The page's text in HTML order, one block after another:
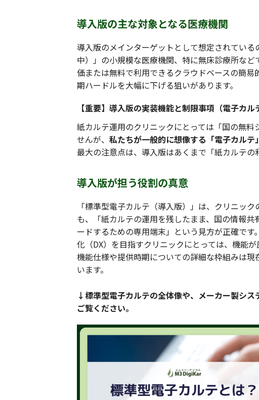
導入版の主な対象となる医療機関
導入版のメインターゲットとして想定されてい
中）」の小規模な医療機関、特に無床診療所な
価または無料で利用できるクラウドベースの簡
期ハードルを大幅に下げる狙いがあります。
【重要】導入版の実装機能と制限事項（電子カル
紙カルテ運用のクリニックにとっては「国の無
せんが、 私たちが一般的に想像する「電子カル
最大の注意点は、導入版はあくまで「紙カルテの
導入版が担う役割の真意
「標準型電子カルテ（導入版）」は、クリニッ
も、「紙カルテの運用を残したまま、国の情報
ードするための専用端末」という見方が正確で
化（DX）を目指すクリニックにとっては、機能
機能仕様や提供時期についての詳細な枠組みは
います。
↓標準型電子カルテの全体像や、メーカー製シ
ご覧ください。